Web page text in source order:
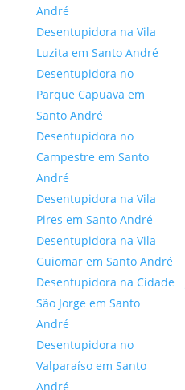
André
Desentupidora na Vila
Luzita em Santo André
Desentupidora no
Parque Capuava em
Santo André
Desentupidora no
Campestre em Santo
André
Desentupidora na Vila
Pires em Santo André
Desentupidora na Vila
Guiomar em Santo André
Desentupidora na Cidade
São Jorge em Santo
André
Desentupidora no
Valparaíso em Santo
André